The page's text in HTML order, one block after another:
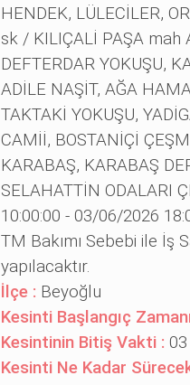
HENDEK, LÜLECİLER,
sk / KILIÇALİ PAŞA mah
DEFTERDAR YOKUŞU,
ADİLE NAŞİT, AĞA
TAKTAKİ YOKUŞU,
CAMİİ, BOSTANİÇİ
KARABAŞ, KARABAŞ
SELAHATTİN ODALARI
10:00:00 - 03/06/2026
TM Bakımı Sebebi ile İş
yapılacaktır.
İlçe : Beyoğlu
Kesinti Başlangıç
Kesintinin Bitiş Vakti :
Kesinti Ne Kadar